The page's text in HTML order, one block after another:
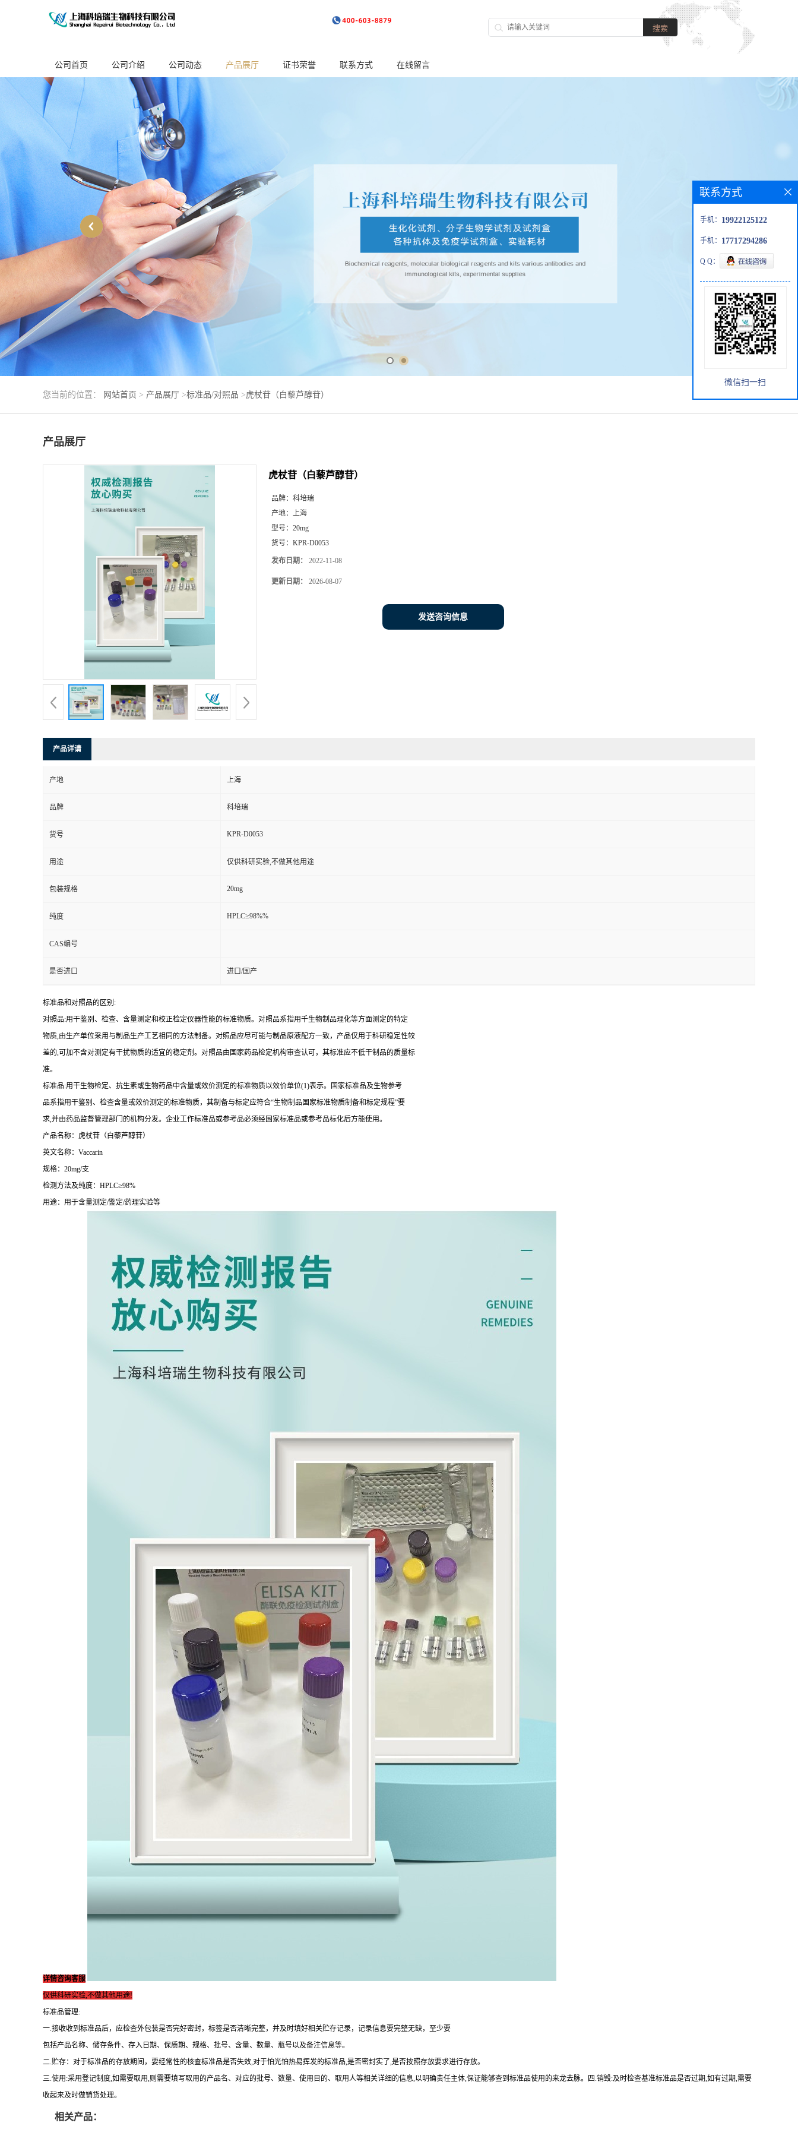
公司首页 公司介绍 公司动态 产品展厅 证书荣誉 联系方式 在线留言
您当前的位置： 网站首页 > 产品展厅 >标准品/对照品 >虎杖苷（白藜芦醇苷）
产品展厅
虎杖苷（白藜芦醇苷）
品牌： 科培瑞
产地：
上海
型号： 20mg
货号： KPR-D0053
发布日期： 2022-11-08
更新日期： 2026-08-07
发送咨询信息
产品详请
产地 上海
品牌 科培瑞
货号 KPR-D0053
用途 仅供科研实验,不做其他用途
包装规格 20mg
纯度 HPLC≥98%%
CAS编号
是否进口 进口/国产
标准品和对照品的区别:
对照品:用干鉴别、检查、含量测定和校正检定仪器性能的标准物质。对照品系指用千生物制品理化等方面测定的特定
物质,由生产单位采用与制品生产工艺相同的方法制备。对照品应尽可能与制品原液配方一致，产品仅用于科研稳定性较
差的,可加不含对测定有干扰物质的适宜的稳定剂。对照品由国家药品检定机构审查认可，其标准应不低干制品的质量标
准。
标准品:用干生物检定、抗生素或生物药品中含量或效价测定的标准物质以效价单位(1)表示。国家标准品及生物参考
品系指用干鉴别、检查含量或效价测定的标准物质，其制备与标定应符合“生物制品国家标准物质制备和标定规程”要
求,并由药品监督管理部门的机构分发。企业工作标准品或参考品必须经国家标准品或参考品标化后方能使用。
产品名称：虎杖苷（白藜芦醇苷）
英文名称：Vaccarin
规格：20mg/支
检测方法及纯度：HPLC≥98%
用途：用于含量测定/鉴定/药理实验等
详情咨询客服
仅供科研实验,不做其他用途!
标准品管理:
一.接收收到标准品后，应检查外包装是否完好密封，标签是否清晰完整，并及时填好相关贮存记录，记录信息要完整无缺，至少要
包括产品名称、储存条件、存入日期、保质期、规格、批号、含量、数量、瓶号以及备注信息等。
二.贮存：对于标准品的存放期间，要经常性的核查标准品是否失效,对于怕光怕热易挥发的标准品,是否密封实了,是否按照存放要求进行存放。
三.使用:采用登记制度,如需要取用,则需要填写取用的产品名、对应的批号、数量、使用目的、取用人等相关详细的信息,以明确责任主体,保证能够查到标准品使用的来龙去脉。四.销毁:及时检查基准标准品是否过期,如有过期,需要
收起来及时做销货处理。
相关产品：
联系方式
手机： 19922125122
手机： 17717294286
Q Q：
微信扫一扫